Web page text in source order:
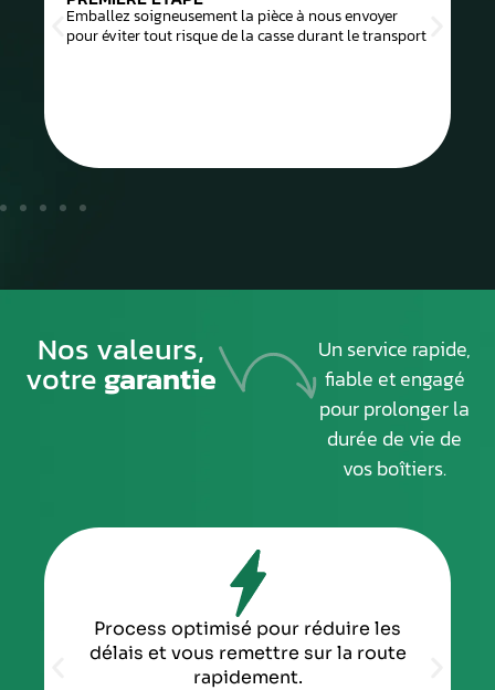
Emballez soigneusement la pièce à nous envoyer
pour éviter tout risque de la casse durant le transport
Nos valeurs,
votregarantie
Un service rapide,
fiable et engagé
pour prolonger la
durée de vie de
vos boîtiers.
Process optimisé pour réduire les
délais et vous remettre sur la route
rapidement.